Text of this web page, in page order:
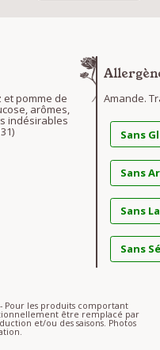
et pomme de
arômes,
indésirables
Amande.
Sans
Sans
Sans
Sans
- Pour les produits comportant
être remplacé par
et/ou des saisons. Photos